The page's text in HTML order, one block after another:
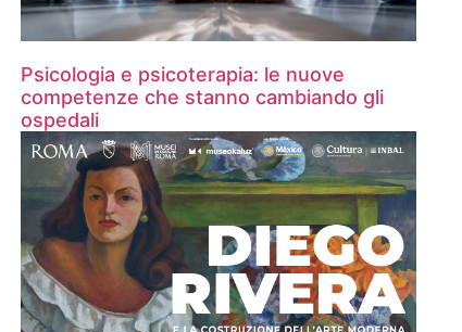
Psicologia e psicoterapia: le nuove
competenze che stanno cambiando gli
ospedali